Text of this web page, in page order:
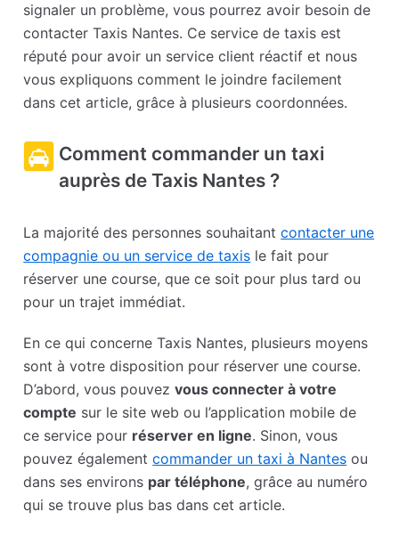
signaler un problème, vous pourrez avoir besoin de
contacter Taxis Nantes. Ce service de taxis est
réputé pour avoir un service client réactif et nous
vous expliquons comment le joindre facilement
dans cet article, grâce à plusieurs coordonnées.
Comment commander un taxi
auprès de Taxis Nantes ?
La majorité des personnes souhaitantcontacter une
compagnie ou un service de taxis le fait pour
réserver une course, que ce soit pour plus tard ou
pour un trajet immédiat.
En ce qui concerne Taxis Nantes, plusieurs moyens
sont à votre disposition pour réserver une course.
D’abord, vous pouvezvous connecter à votre
compte sur le site web ou l’application mobile de
ce service pour réserver en ligne. Sinon, vous
pouvez égalementcommander un taxi à Nantes ou
dans ses environs par téléphone, grâce au numéro
qui se trouve plus bas dans cet article.